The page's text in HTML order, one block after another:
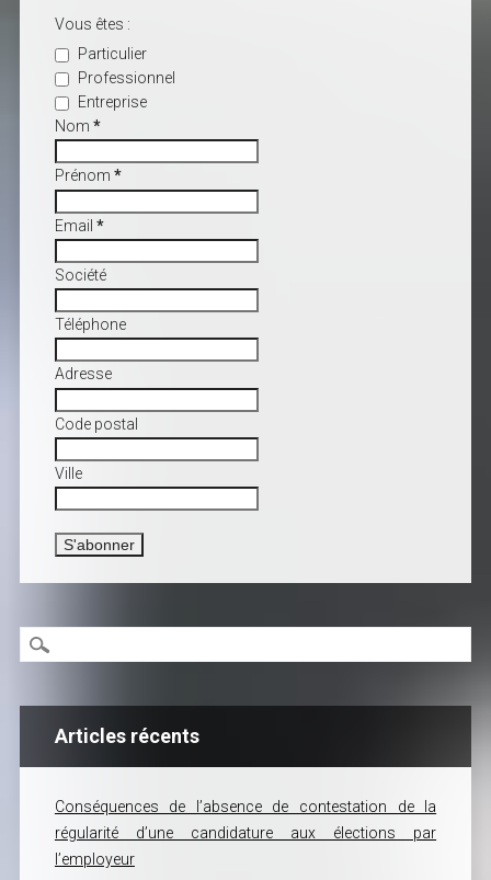
Vous êtes :
Particulier
Professionnel
Entreprise
Nom *
Prénom *
Email *
Société
Téléphone
Adresse
Code postal
Ville
Articles récents
Conséquences de l’absence de contestation de la
régularité d’une candidature aux élections par
l’employeur